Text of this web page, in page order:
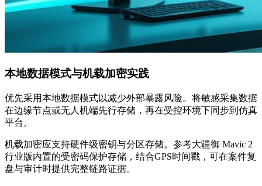
本地数据模式与机载加密实践
优先采用本地数据模式以减少外部暴露风险。将敏感采集数据
在边缘节点或无人机端先行存储，再在受控环境下同步到仿真
平台。
机载加密应支持硬件级密钥与分区存储。参考大疆御 Mavic 2
行业版内置的受密码保护存储，结合GPS时间戳，可在案件复
盘与审计时提供完整链路证据。